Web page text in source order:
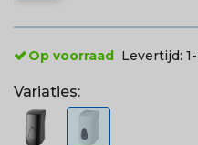
Op voorraad Levertijd:
Variaties: